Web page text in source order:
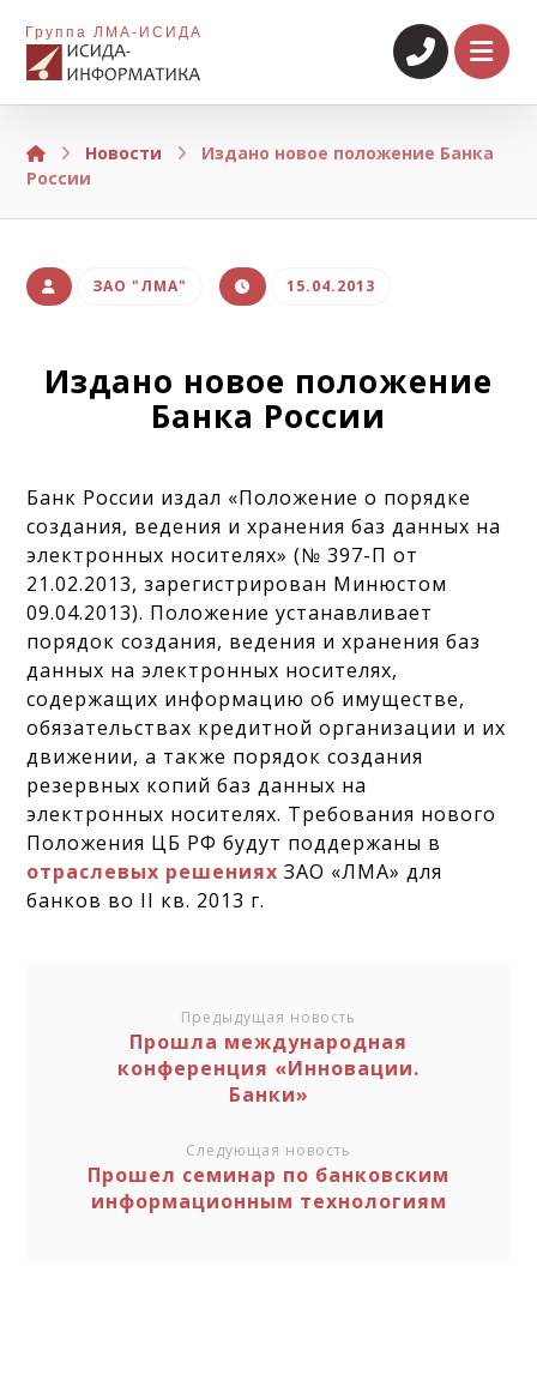
Группа ЛМА-ИСИДА
Новости
Издано новое положение Банка
России
ЗАО "ЛМА" 15.04.2013
Издано новое положение
Банка России
Банк России издал «Положение о порядке
создания, ведения и хранения баз данных на
электронных носителях» (№ 397-П от
21.02.2013, зарегистрирован Минюстом
09.04.2013). Положение устанавливает
порядок создания, ведения и хранения баз
данных на электронных носителях,
содержащих информацию об имуществе,
обязательствах кредитной организации и их
движении, а также порядок создания
резервных копий баз данных на
электронных носителях. Требования нового
Положения ЦБ РФ будут поддержаны в
отраслевых решениях ЗАО «ЛМА» для
банков во II кв. 2013 г.
Предыдущая новость
Прошла международная
конференция «Инновации.
Банки»
Следующая новость
Прошел семинар по банковским
информационным технологиям